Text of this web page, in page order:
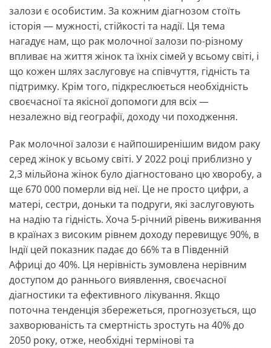
залози є особистим. За кожним діагнозом стоїть
історія — мужності, стійкості та надії. Ця тема
нагадує нам, що рак молочної залози по-різному
впливає на життя жінок та їхніх сімей у всьому світі, і
що кожен шлях заслуговує на співчуття, гідність та
підтримку. Крім того, підкреслюється необхідність
своєчасної та якісної допомоги для всіх —
незалежно від географії, доходу чи походження.
Рак молочної залози є найпоширенішим видом раку
серед жінок у всьому світі. У 2022 році приблизно у
2,3 мільйона жінок було діагностовано цю хворобу, а
ще 670 000 померли від неї. Це не просто цифри, а
матері, сестри, доньки та подруги, які заслуговують
на надію та гідність. Хоча 5-річний рівень виживання
в країнах з високим рівнем доходу перевищує 90%, в
Індії цей показник падає до 66% та в Південній
Африці до 40%. Ця нерівність зумовлена ​​нерівним
доступом до раннього виявлення, своєчасної
діагностики та ефективного лікування. Якщо
поточна тенденція збережеться, прогнозується, що
захворюваність та смертність зростуть на 40% до
2050 року, отже, необхідні термінові та